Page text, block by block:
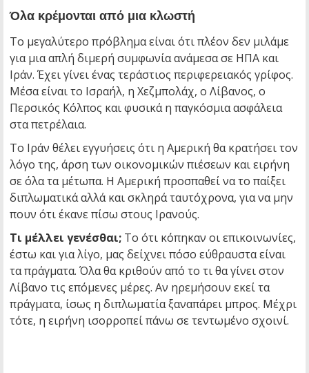
Όλα κρέμονται από μια κλωστή
Το μεγαλύτερο πρόβλημα είναι ότι πλέον δεν μιλάμε
για μια απλή διμερή συμφωνία ανάμεσα σε ΗΠΑ και
Ιράν. Έχει γίνει ένας τεράστιος περιφερειακός γρίφος.
Μέσα είναι το Ισραήλ, η Χεζμπολάχ, ο Λίβανος, ο
Περσικός Κόλπος και φυσικά η παγκόσμια ασφάλεια
στα πετρέλαια.
Το Ιράν θέλει εγγυήσεις ότι η Αμερική θα κρατήσει τον
λόγο της, άρση των οικονομικών πιέσεων και ειρήνη
σε όλα τα μέτωπα. Η Αμερική προσπαθεί να το παίξει
διπλωματικά αλλά και σκληρά ταυτόχρονα, για να μην
πουν ότι έκανε πίσω στους Ιρανούς.
Τι μέλλει γενέσθαι; Το ότι κόπηκαν οι επικοινωνίες,
έστω και για λίγο, μας δείχνει πόσο εύθραυστα είναι
τα πράγματα. Όλα θα κριθούν από το τι θα γίνει στον
Λίβανο τις επόμενες μέρες. Αν ηρεμήσουν εκεί τα
πράγματα, ίσως η διπλωματία ξαναπάρει μπρος. Μέχρι
τότε, η ειρήνη ισορροπεί πάνω σε τεντωμένο σχοινί.